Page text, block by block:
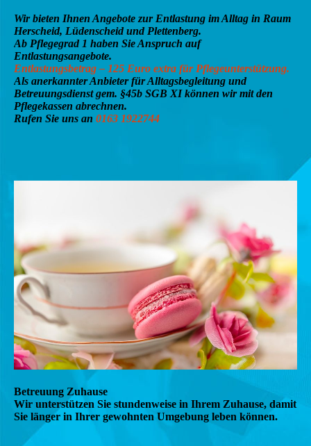
Wir bieten Ihnen Angebote zur Entlastung im Alltag in Raum
Herscheid, Lüdenscheid und Plettenberg.
Ab Pflegegrad 1 haben Sie Anspruch auf
Entlastungsangebote.
Entlastungsbetrag – 125 Euro extra für Pflegeunterstützung.
Als anerkannter Anbieter für Alltagsbegleitung und
Betreuungsdienst gem. §45b SGB XI können wir mit den
Pflegekassen abrechnen.
Rufen Sie uns an 0163 1922744
Betreuung Zuhause
Wir unterstützen Sie stundenweise in Ihrem Zuhause, damit
Sie länger in Ihrer gewohnten Umgebung leben können.